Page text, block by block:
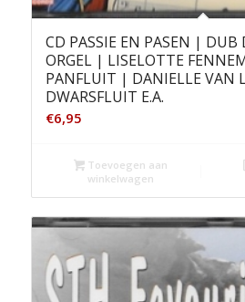
CD PASSIE EN PASEN | DUB
ORGEL | LISELOTTE
PANFLUIT | DANIELLE VAN
DWARSFLUIT E.A.
€6,95
Toevoegen aan
winkelwagen